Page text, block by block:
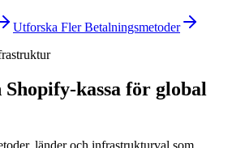
Utforska Fler Betalningsmetoder
kassa för global